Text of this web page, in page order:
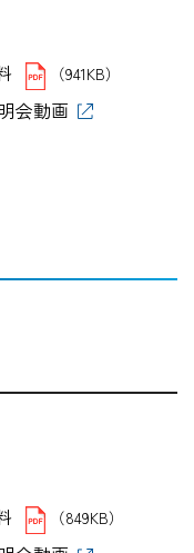
（941KB）
会動画
（849KB）